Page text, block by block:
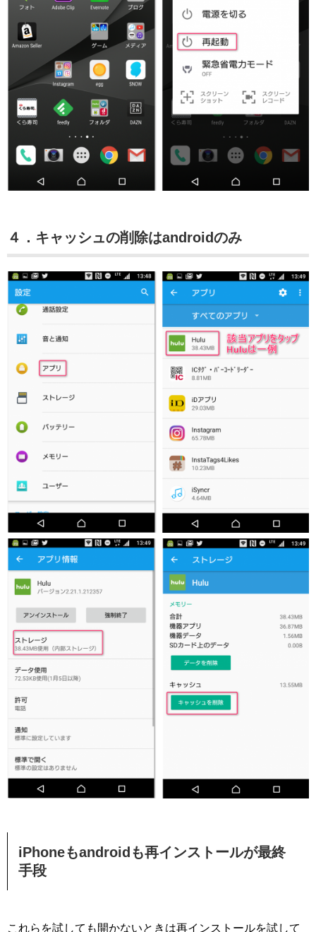
４．キャッシュの削除はandroidのみ
iPhoneもandroidも再インストールが最終
手段
これらを試しても開かないときは再インストールを試して